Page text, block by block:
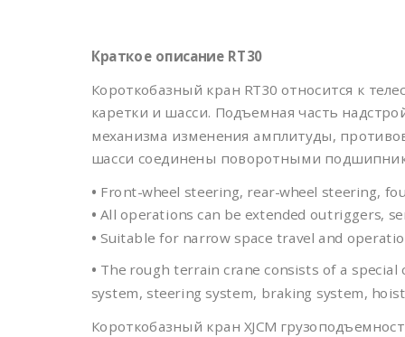
Краткое описание RT30
Короткобазный кран RT30 относится к
каретки и шасси. Подъемная часть
механизма изменения амплитуды,
шасси соединены поворотными
• Front-wheel steering, rear-wheel steering,
• All operations can be extended outriggers,
• Suitable for narrow space travel and
• The rough terrain crane consists of a
system, steering system, braking system,
Короткобазный кран XJCM